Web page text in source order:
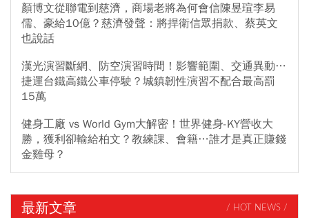
顏博文從聯電到慈濟，商場老將為何會信陳昱瑄李易
儒、豪給10億？慈濟發聲：將捍衛信眾捐款、蔡英文
也說話
漢光演習斷網、防空演習時間！影響範圍、交通異動…
捷運台鐵高鐵公車停駛？城鎮韌性演習不配合最高罰
15萬
健身工廠 vs World Gym大解密！世界健身-KY營收大
勝，獲利卻輸給柏文？教練課、會籍…誰才是真正賺錢
金雞母？
最新文章 / HOT NEWS /